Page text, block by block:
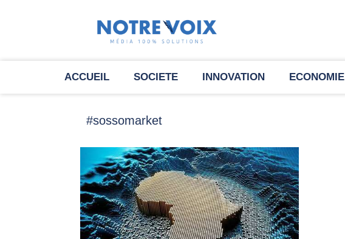
ACCUEIL SOCIETE INNOVATION ECONOMIE
#sossomarket